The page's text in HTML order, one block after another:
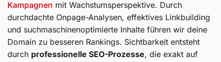
Kampagnen mit Wachstumsperspektive. Durch
durchdachte Onpage-Analysen, effektives Linkbuilding
und suchmaschinenoptimierte Inhalte führen wir deine
Domain zu besseren Rankings. Sichtbarkeit entsteht
durch professionelle SEO-Prozesse, die exakt auf